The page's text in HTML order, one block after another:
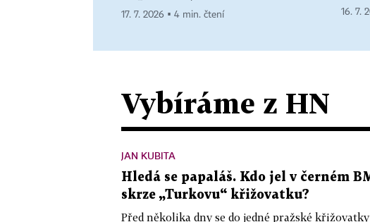
17. 7. 2026 ▪ 4 min. čtení 16. 7.
Vybíráme z HN
JAN KUBITA
Hledá se papaláš. Kdo jel v černém
skrze „Turkovu“ křižovatku?
Před několika dny se do jedné pražské